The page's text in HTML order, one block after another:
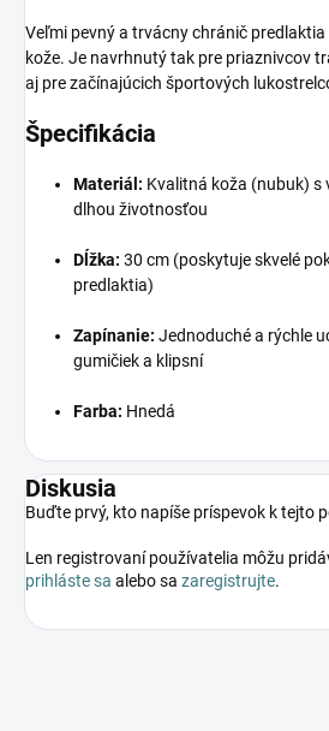
Veľmi pevný a trvácny chránič
kože. Je navrhnutý tak pre priaznivcov
aj pre začínajúcich športových
Špecifikácia
Materiál: Kvalitná koža (nubuk) s
dlhou životnosťou
Dĺžka: 30 cm (poskytuje skvelé
predlaktia)
Zapínanie: Jednoduché a rýchle
gumičiek a klipsní
Farba: Hnedá
Diskusia
Buďte prvý, kto napíše príspevok k tejto
Len registrovaní používatelia môžu
prihláste sa alebo sa zaregistrujte.